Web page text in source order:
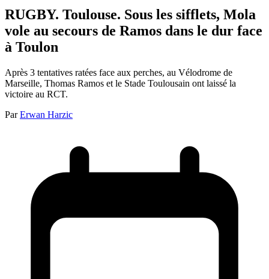
RUGBY. Toulouse. Sous les sifflets, Mola
vole au secours de Ramos dans le dur face
à Toulon
Après 3 tentatives ratées face aux perches, au Vélodrome de
Marseille, Thomas Ramos et le Stade Toulousain ont laissé la
victoire au RCT.
Par Erwan Harzic